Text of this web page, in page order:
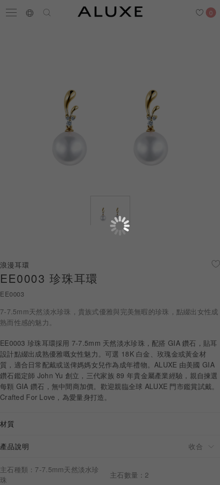
0
黃金金飾
關於ALUXE
嚴選鑽石
最新消息
婚禮護照
線上購物
LANGUAGE
浪漫耳環
EE0003 珍珠耳環
EE0003
7-7.5mm天然淡水珍珠，貴族式優雅與完美無暇的珍珠，點綴出女性成
熟而性感的魅力。
EE0003 珍珠耳環採用 7-7.5mm 天然淡水珍珠，配搭 GIA 鑽石，貼耳
設計點綴出成熟優雅嘅女性魅力。可選 18K 白金、玫瑰金或黃金材
質，適合日常配戴或送俾媽媽女兒作為成年禮物。ALUXE 由美國 GIA
鑽石鑑定師 John Yu 創立，三代家族 89 年貴金屬產業經驗，親自揀選
每顆 GIA 鑽石，無中間商加價。歡迎親臨全球 ALUXE 門市鑑賞試戴。
Crafted For Love，為愛量身打造。
材質
產品說明
主石種類：7-7.5mm天然淡水珍
珠
主石數量：2